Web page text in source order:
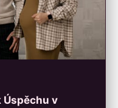
Úspěchu v